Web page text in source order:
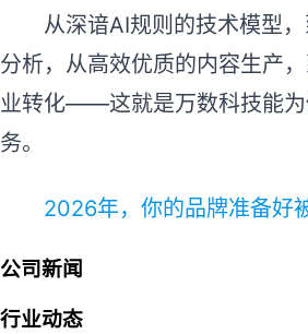
从深谙AI规则的技术模型
分析，从高效优质的内容生产
业转化——这就是万数科技能为
务。
2026年，你的品牌准备好
公司新闻
行业动态